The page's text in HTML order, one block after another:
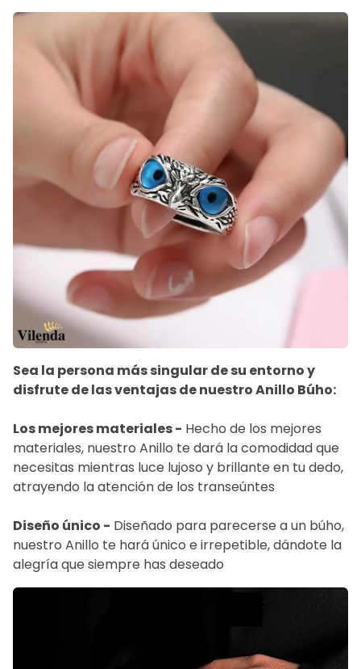
Sea la persona más singular de su entorno y
disfrute de las ventajas de nuestro Anillo Búho:
Los mejores materiales - Hecho de los mejores
materiales, nuestro Anillo te dará la comodidad que
necesitas mientras luce lujoso y brillante en tu dedo,
atrayendo la atención de los transeúntes
Diseño único - Diseñado para parecerse a un búho,
nuestro Anillo te hará único e irrepetible, dándote la
alegría que siempre has deseado